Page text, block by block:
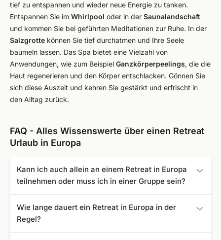
tief zu entspannen und wieder neue Energie zu tanken.
Entspannen Sie im Whirlpool oder in der Saunalandschaft
und kommen Sie bei geführten Meditationen zur Ruhe. In der
Salzgrotte können Sie tief durchatmen und Ihre Seele
baumeln lassen. Das Spa bietet eine Vielzahl von
Anwendungen, wie zum Beispiel Ganzkörperpeelings, die die
Haut regenerieren und den Körper entschlacken. Gönnen Sie
sich diese Auszeit und kehren Sie gestärkt und erfrischt in
den Alltag zurück.
FAQ - Alles Wissenswerte über einen Retreat
Urlaub in Europa
Kann ich auch allein an einem Retreat in Europa
teilnehmen oder muss ich in einer Gruppe sein?
einer Gruppe teilzunehmen. Yogaescapes.de bietet aber
auch spezielle Angebote für Gruppenreisen zu Retreats in
Europa an.
Wie lange dauert ein Retreat in Europa in der
Regel?